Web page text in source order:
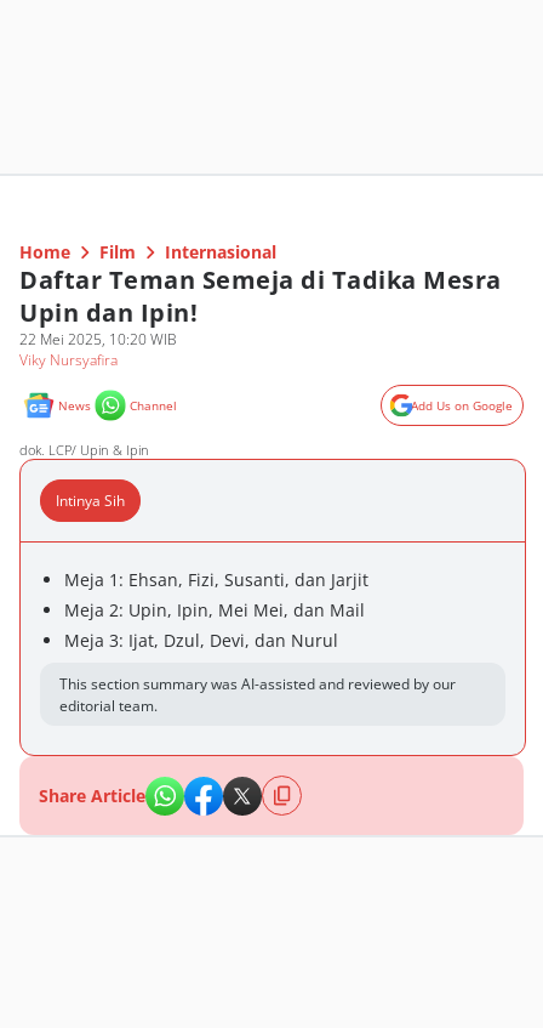
Home Film Internasional
Daftar Teman Semeja di Tadika Mesra
Upin dan Ipin!
22 Mei 2025, 10:20 WIB
Viky Nursyafira
News Channel Add Us on Google
dok. LCP/ Upin & Ipin
Intinya Sih
Meja 1: Ehsan, Fizi, Susanti, dan Jarjit
Meja 2: Upin, Ipin, Mei Mei, dan Mail
Meja 3: Ijat, Dzul, Devi, dan Nurul
This section summary was AI-assisted and reviewed by our
editorial team.
Share Article